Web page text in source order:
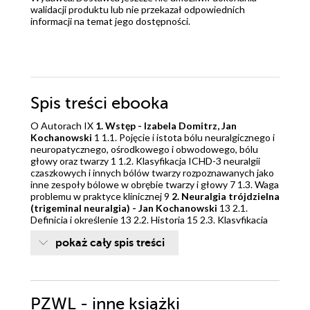
walidacji produktu lub nie przekazał odpowiednich
informacji na temat jego dostępności.
Spis treści ebooka
O Autorach IX 1. Wstęp - Izabela Domitrz, Jan
Kochanowski 1 1.1. Pojęcie i istota bólu neuralgicznego i
neuropatycznego, ośrodkowego i obwodowego, bólu
głowy oraz twarzy 1 1.2. Klasyfikacja ICHD-3 neuralgii
czaszkowych i innych bólów twarzy rozpoznawanych jako
inne zespoły bólowe w obrębie twarzy i głowy 7 1.3. Waga
problemu w praktyce klinicznej 9 2. Neuralgia trójdzielna
(trigeminal neuralgia) - Jan Kochanowski 13 2.1.
Definicja i określenie 13 2.2. Historia 15 2.3. Klasyfikacja
Patogeneza i patofizjologia 23 2.6. Objawy kliniczne i
Idiopatyczna neuralgia trójdzielna 31 2.6.4. Bolesna
Diagnostyka różnicowa 37 2.9. Leczenie 40 2.9.1.
pokaż cały spis treści
PZWL - inne książki